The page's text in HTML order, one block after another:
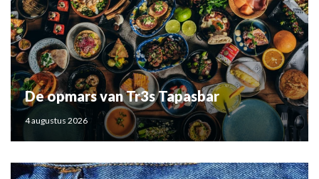
De opmars van Tr3s Tapasbar
4 augustus 2026